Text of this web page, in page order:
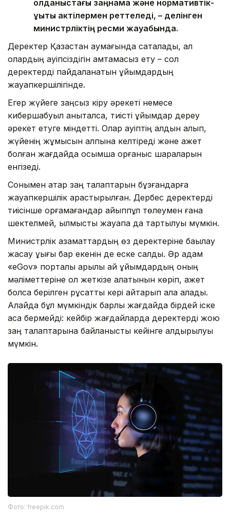
қолданыстағы заңнама және нормативтік-
құқықтық актілермен реттеледі, – делінген
министрліктің ресми жауабында.
Деректер Қазақстан аумағында сақталады, ал
олардың қауіпсіздігін қамтамасыз ету – сол
деректерді пайдаланатын ұйымдардың
жауапкершілігінде.
Егер жүйеге заңсыз кіру әрекеті немесе
кибершабуыл анықталса, тиісті ұйымдар дереу
әрекет етуге міндетті. Олар қауіптің алдын алып,
жүйенің жұмысын қалпына келтіреді және қажет
болған жағдайда қосымша қорғаныс шараларын
енгізеді.
Сонымен қатар заң талаптарын бұзғандарға
жауапкершілік қарастырылған. Дербес деректерді
тиісінше қорғамағандар айыппұл төлеумен ғана
шектелмей, қылмыстық жауапқа да тартылуы мүмкін.
Министрлік азаматтардың өз деректеріне бақылау
жасау құқығы бар екенін де еске салды. Әр адам
«eGov» порталы арқылы қай ұйымдардың оның
мәліметтеріне қол жеткізе алатынын көріп, қажет
болса берілген рұқсатты кері қайтарып ала алады.
Алайда бұл мүмкіндік барлық жағдайда бірдей іске
аса бермейді: кейбір жағдайларда деректерді жою
заң талаптарына байланысты кейінге қалдырылуы
мүмкін.
Фото: freepik.com